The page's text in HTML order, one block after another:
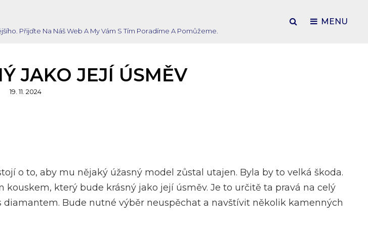
Přijďte Na Náš Web A My Vám S Tím Poradíme A Pomůžeme.
SEARCH
MENU
JAKO JEJÍ ÚSMĚV
Posted
19. 11. 2024
o to, aby mu nějaký úžasný model zůstal utajen. Byla by to velká škoda.
který bude krásný jako její úsměv. Je to určitě ta pravá na celý
Bude nutné výběr neuspěchat a navštívit několik kamenných